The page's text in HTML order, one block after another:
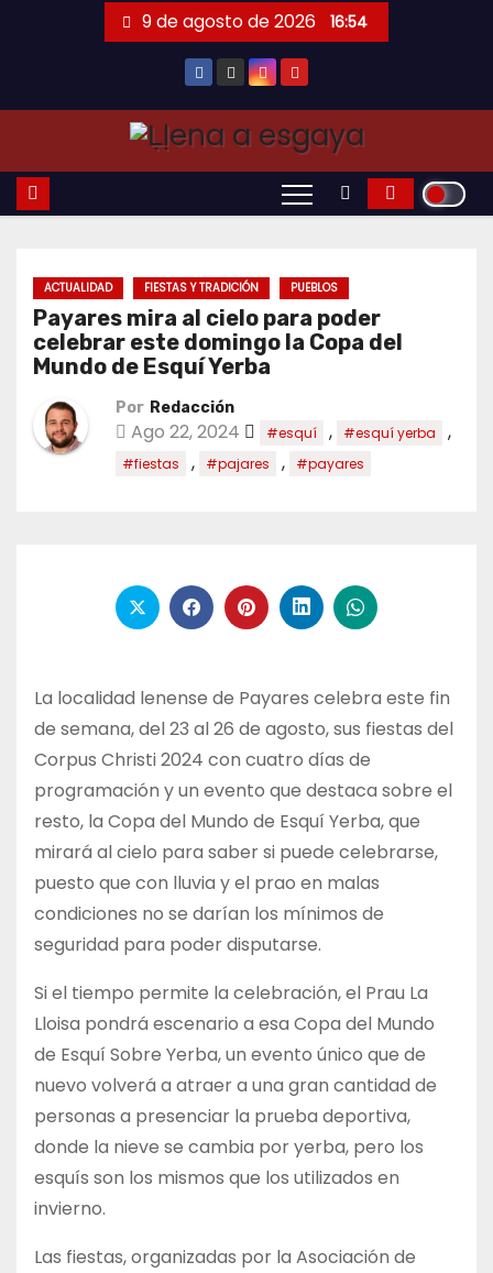
9 de agosto de 2026 16:54
ACTUALIDAD FIESTAS Y TRADICIÓN PUEBLOS
Payares mira al cielo para poder
celebrar este domingo la Copa del
Mundo de Esquí Yerba
Por Redacción
Ago 22, 2024 #esquí , #esquí yerba ,
#fiestas , #pajares , #payares
La localidad lenense de Payares celebra este fin
de semana, del 23 al 26 de agosto, sus fiestas del
Corpus Christi 2024 con cuatro días de
programación y un evento que destaca sobre el
resto, la Copa del Mundo de Esquí Yerba, que
mirará al cielo para saber si puede celebrarse,
puesto que con lluvia y el prao en malas
condiciones no se darían los mínimos de
seguridad para poder disputarse.
Si el tiempo permite la celebración, el Prau La
Lloisa pondrá escenario a esa Copa del Mundo
de Esquí Sobre Yerba, un evento único que de
nuevo volverá a atraer a una gran cantidad de
personas a presenciar la prueba deportiva,
donde la nieve se cambia por yerba, pero los
esquís son los mismos que los utilizados en
invierno.
Las fiestas, organizadas por la Asociación de